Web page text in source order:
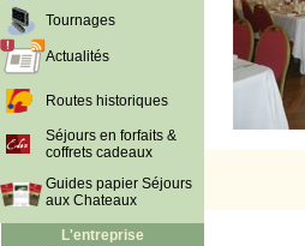
Tournages
Actualités
Routes historiques
Séjours en forfaits &
coffrets cadeaux
Guides papier Séjours
aux Chateaux
L'entreprise